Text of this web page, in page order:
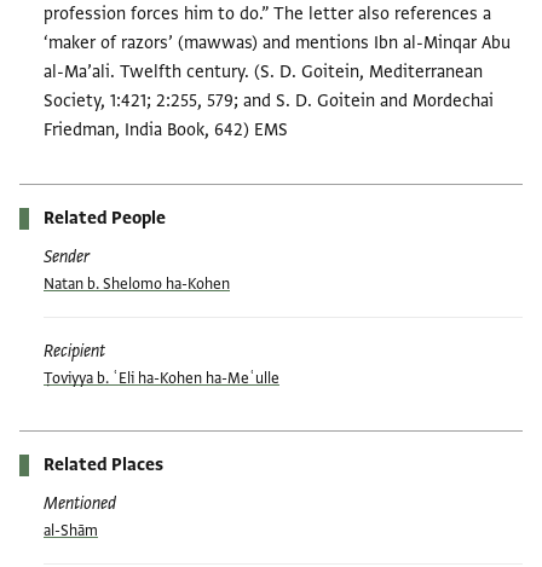
profession forces him to do.” The letter also references a
‘maker of razors’ (mawwas) and mentions Ibn al-Minqar Abu
al-Ma’ali. Twelfth century. (S. D. Goitein, Mediterranean
Society, 1:421; 2:255, 579; and S. D. Goitein and Mordechai
Friedman, India Book, 642) EMS
Related People
Sender
Natan b. Shelomo ha-Kohen
Recipient
Ṭoviyya b. ʿEli ha-Kohen ha-Meʿulle
Related Places
Mentioned
al-Shām